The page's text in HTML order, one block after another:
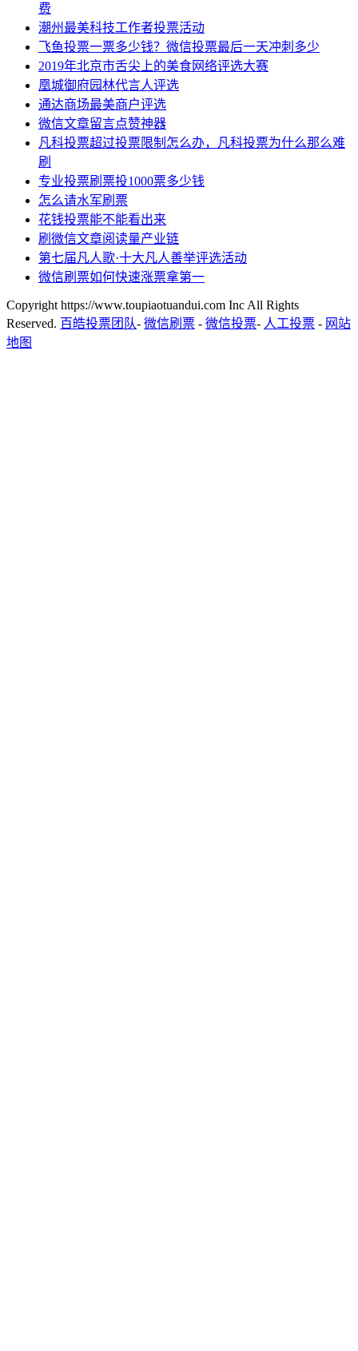
费
潮州最美科技工作者投票活动
飞鱼投票一票多少钱？微信投票最后一天冲刺多少
2019年北京市舌尖上的美食网络评选大赛
凰城御府园林代言人评选
通达商场最美商户评选
微信文章留言点赞神器
凡科投票超过投票限制怎么办，凡科投票为什么那么难
刷
专业投票刷票投1000票多少钱
怎么请水军刷票
花钱投票能不能看出来
刷微信文章阅读量产业链
第七届凡人歌·十大凡人善举评选活动
微信刷票如何快速涨票拿第一
Copyright https://www.toupiaotuandui.com Inc All Rights
Reserved. 百皓投票团队- 微信刷票 - 微信投票- 人工投票 - 网站
地图